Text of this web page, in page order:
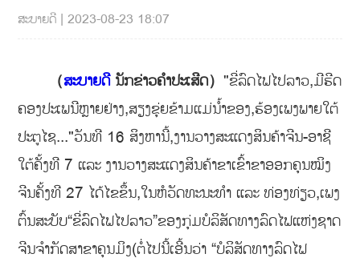
ສະບາຍດີ |2023-08-23 18:07
（ສະບາຍດີນັກຂ່າວຄຳປະເສີດ）"ຂີ່ລົດໄຟໄປລາວ,ມີຮີດ
ຄອງປະເພນີຫຼາຍຢ່າງ,ສຽງຂຸ່ຍຂ້າມແມ່ນ້ຳຂອງ,ຮ້ອງເພງພາຍໃຕ້
ປະຕູໄຊ..."ວັນທີ 16 ສິງຫານີ້,ງານວາງສະແດງສິນຄ້າຈີນ-ອາຊີ
ໃຕ້ຄັ້ງທີ 7 ແລະ ງານວາງສະແດງສິນຄ້າຂາເຂົ້າຂາອອກຄຸນໝິງ
ຈີນຄັ້ງທີ 27 ໄດ້ໄຂຂຶ້ນ,ໃນຫໍວັດທະນະທຳ ແລະ ທ່ອງທ່ຽວ,ເພງ
ຕົ້ນສະບັບ“ຂີ່ລົດໄຟໄປລາວ”ຂອງກຸ່ມບໍລິສັດທາງລົດໄຟແຫ່ງຊາດ
ຈີນຈຳກັດສາຂາຄຸນມິງ(ຕໍ່ໄປນີ້ເອີ້ນວ່າ “ບໍລິສັດທາງລົດໄຟ